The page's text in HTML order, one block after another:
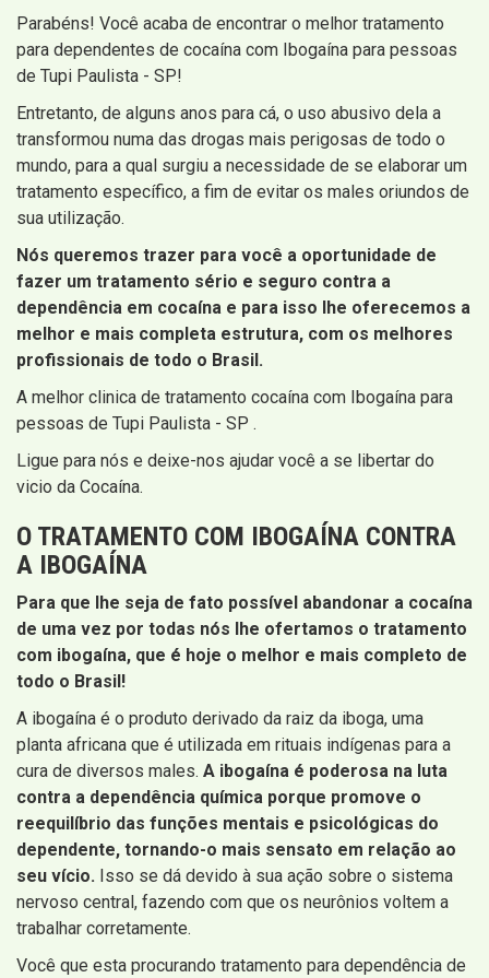
Parabéns! Você acaba de encontrar o melhor tratamento
para dependentes de cocaína com Ibogaína para pessoas
de Tupi Paulista - SP!
Entretanto, de alguns anos para cá, o uso abusivo dela a
transformou numa das drogas mais perigosas de todo o
mundo, para a qual surgiu a necessidade de se elaborar um
tratamento específico, a fim de evitar os males oriundos de
sua utilização.
Nós queremos trazer para você a oportunidade de
fazer um tratamento sério e seguro contra a
dependência em cocaína e para isso lhe oferecemos a
melhor e mais completa estrutura, com os melhores
profissionais de todo o Brasil.
A melhor clinica de tratamento cocaína com Ibogaína para
pessoas de Tupi Paulista - SP .
Ligue para nós e deixe-nos ajudar você a se libertar do
vicio da Cocaína.
O TRATAMENTO COM IBOGAÍNA CONTRA
A IBOGAÍNA
Para que lhe seja de fato possível abandonar a cocaína
de uma vez por todas nós lhe ofertamos o tratamento
com ibogaína, que é hoje o melhor e mais completo de
todo o Brasil!
A ibogaína é o produto derivado da raiz da iboga, uma
planta africana que é utilizada em rituais indígenas para a
cura de diversos males. A ibogaína é poderosa na luta
contra a dependência química porque promove o
reequilíbrio das funções mentais e psicológicas do
dependente, tornando-o mais sensato em relação ao
seu vício. Isso se dá devido à sua ação sobre o sistema
nervoso central, fazendo com que os neurônios voltem a
trabalhar corretamente.
Você que esta procurando tratamento para dependência de